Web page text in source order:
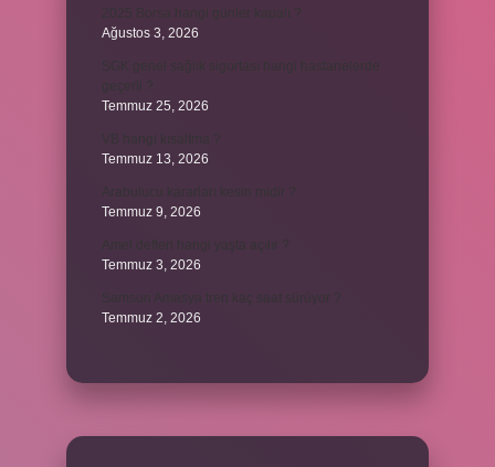
Ağustos 3, 2026
Temmuz 25, 2026
Temmuz 13, 2026
Temmuz 9, 2026
Temmuz 3, 2026
Temmuz 2, 2026